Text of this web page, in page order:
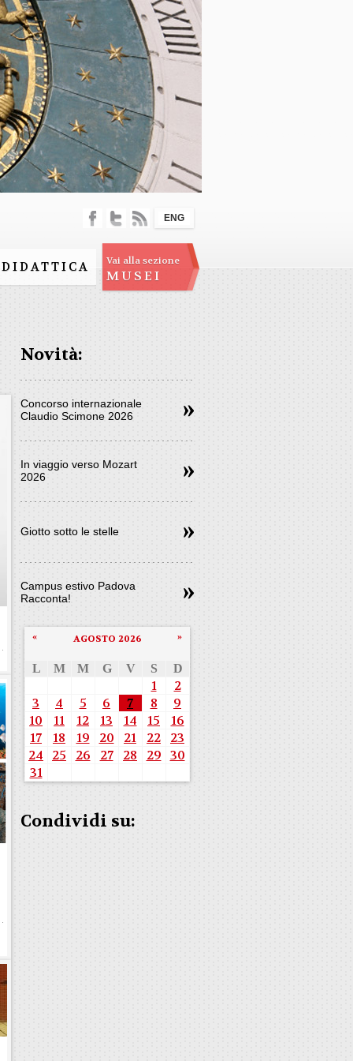
DIDATTICA Vai alla sezione
MUSEI
ENG
Novità:
Concorso internazionale
Claudio Scimone 2026
In viaggio verso Mozart
2026
Giotto sotto le stelle
Campus estivo Padova
Racconta!
AGOSTO 2026
« »
L M M G V S D
1
2
3
4 5 6 7 8
9
10
11 12 13 14 15
16
17
18 19 20 21 22
23
24
25 26 27 28 29 30
31
Condividi su: